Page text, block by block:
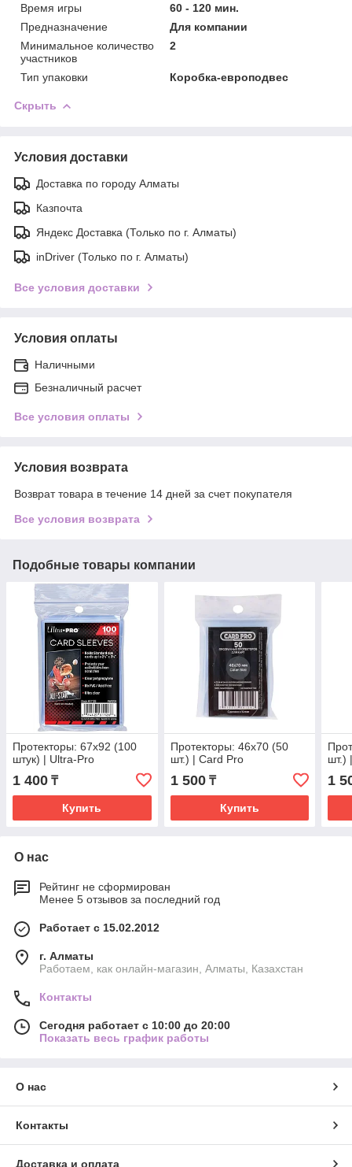
Время игры
60 - 120 мин.
Предназначение
Для компании
Минимальное количество
участников
2
Тип упаковки Коробка-европодвес
Скрыть
Условия доставки
Доставка по городу Алматы
Казпочта
Яндекс Доставка (Только по г. Алматы)
inDriver (Только по г. Алматы)
Все условия доставки
Условия оплаты
Наличными
Безналичный расчет
Все условия оплаты
Условия возврата
Возврат товара в течение 14 дней за счет покупателя
Все условия возврата
Подобные товары компании
Протекторы: 67х92 (100
штук) | Ultra-Pro
1 400 ₸
Купить
Протекторы: 46x70 (50
шт.) | Card Pro
1 500₸
Купить
шт.)
1
О нас
Рейтинг не сформирован
Менее 5 отзывов за последний год
Работает с 15.02.2012
г. Алматы
Работаем, как онлайн-магазин, Алматы, Казахстан
Контакты
Сегодня работает с 10:00 до 20:00
Показать весь график работы
О нас
Контакты
Доставка и оплата